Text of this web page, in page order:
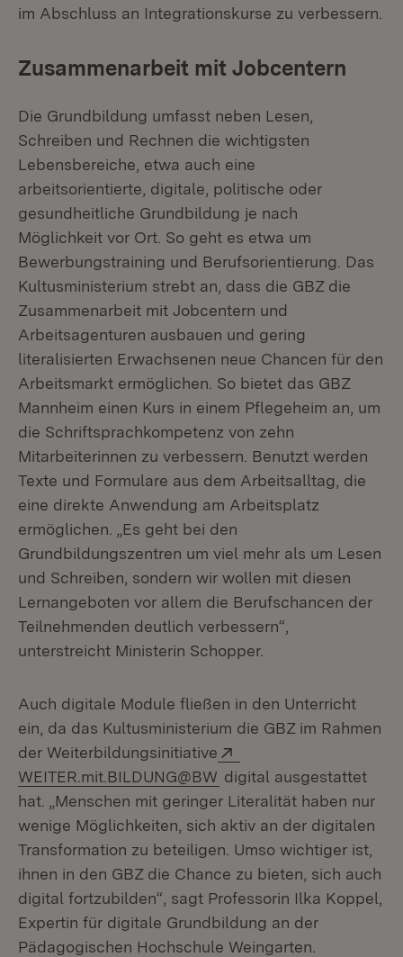
im Abschluss an Integrationskurse zu verbessern.
Zusammenarbeit mit Jobcentern
Die Grundbildung umfasst neben Lesen,
Schreiben und Rechnen die wichtigsten
Lebensbereiche, etwa auch eine
arbeitsorientierte, digitale, politische oder
gesundheitliche Grundbildung je nach
Möglichkeit vor Ort. So geht es etwa um
Bewerbungstraining und Berufsorientierung. Das
Kultusministerium strebt an, dass die GBZ die
Zusammenarbeit mit Jobcentern und
Arbeitsagenturen ausbauen und gering
literalisierten Erwachsenen neue Chancen für den
Arbeitsmarkt ermöglichen. So bietet das GBZ
Mannheim einen Kurs in einem Pflegeheim an, um
die Schriftsprachkompetenz von zehn
Mitarbeiterinnen zu verbessern. Benutzt werden
Texte und Formulare aus dem Arbeitsalltag, die
eine direkte Anwendung am Arbeitsplatz
ermöglichen. „Es geht bei den
Grundbildungszentren um viel mehr als um Lesen
und Schreiben, sondern wir wollen mit diesen
Lernangeboten vor allem die Berufschancen der
Teilnehmenden deutlich verbessern“,
unterstreicht Ministerin Schopper.
Auch digitale Module fließen in den Unterricht
ein, da das Kultusministerium die GBZ im Rahmen
der Weiterbildungsinitiative
WEITER.mit.BILDUNG@BW digital ausgestattet
hat. „Menschen mit geringer Literalität haben nur
wenige Möglichkeiten, sich aktiv an der digitalen
Transformation zu beteiligen. Umso wichtiger ist,
ihnen in den GBZ die Chance zu bieten, sich auch
digital fortzubilden“, sagt Professorin Ilka Koppel,
Expertin für digitale Grundbildung an der
Pädagogischen Hochschule Weingarten.